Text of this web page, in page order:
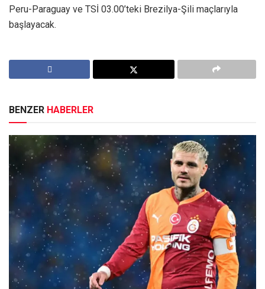
Peru-Paraguay ve TSİ 03.00’teki Brezilya-Şili maçlarıyla
başlayacak.
BENZER HABERLER